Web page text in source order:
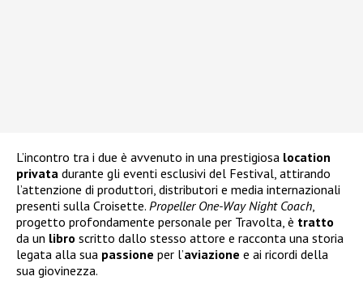
L’incontro tra i due è avvenuto in una prestigiosa location
privata durante gli eventi esclusivi del Festival, attirando
l’attenzione di produttori, distributori e media internazionali
presenti sulla Croisette. Propeller One-Way Night Coach,
progetto profondamente personale per Travolta, è tratto
da un libro scritto dallo stesso attore e racconta una storia
legata alla sua passione per l’aviazione e ai ricordi della
sua giovinezza.